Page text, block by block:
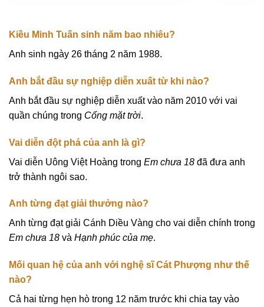
Kiều Minh Tuấn sinh năm bao nhiêu?
Anh sinh ngày 26 tháng 2 năm 1988.
Anh bắt đầu sự nghiệp diễn xuất từ khi nào?
Anh bắt đầu sự nghiệp diễn xuất vào năm 2010 với vai
quần chúng trong Cổng mặt trời.
Vai diễn đột phá của anh là gì?
Vai diễn Uông Việt Hoàng trong Em chưa 18 đã đưa anh
trở thành ngôi sao.
Anh từng đạt giải thưởng nào?
Anh từng đạt giải Cánh Diều Vàng cho vai diễn chính trong
Em chưa 18 và Hạnh phúc của mẹ.
Mối quan hệ của anh với nghệ sĩ Cát Phượng như thế
nào?
Cả hai từng hẹn hò trong 12 năm trước khi chia tay vào